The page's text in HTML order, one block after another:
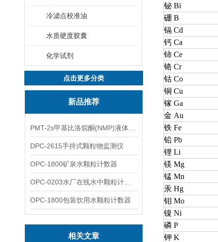
冷滤点校准油
水质硬度胶囊
化学试剂
点击更多分类
新品推荐
DPC-2615手持式颗粒物监测仪
OPC-1800矿泉水颗粒计数器
OPC-1800包装饮用水颗粒计数器
相关文章
铋 Bi
硼 B
镉 Cd
钙 Ca
铈 Ce
铬 Cr
钴 Co
铜 Cu
镓 Ga
金 Au
铁 Fe
铅 Pb
锂 Li
镁 Mg
锰 Mn
汞 Hg
钼 Mo
镍 Ni
磷 P
钾 K